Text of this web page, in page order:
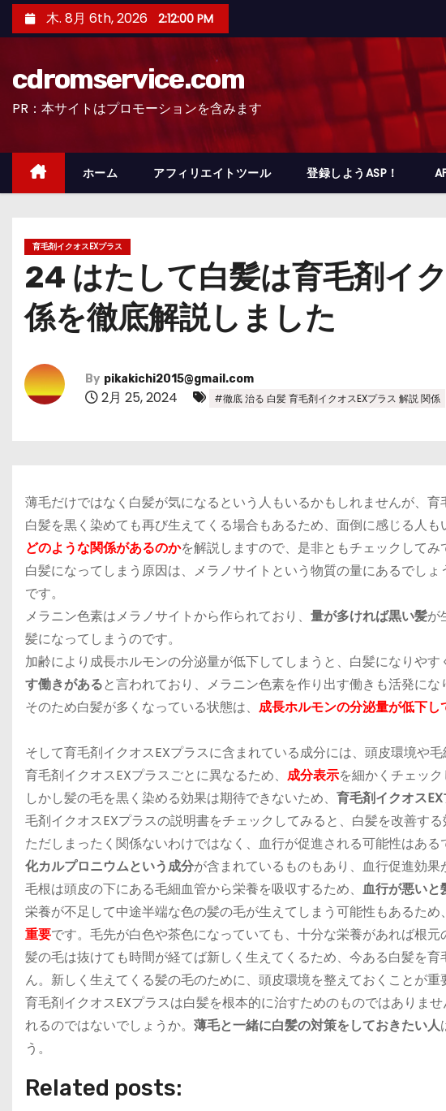
ン
ッ
木. 8月 6th, 2026 2:12:01 PM
cdromservice.com
PR：本サイトはプロモーションを含みます
ホーム アフィリエイトツール 登録しようASP！
育毛剤イクオスEXプラス
24 はたして白髪は育毛剤イ
係を徹底解説しました
By pikakichi2015@gmail.com
2月 25, 2024 #徹底 治る 白髪 育毛剤イクオスEXプラス 解説 関係
薄毛だけではなく 白髪が気になる という人もいるかもしれませんが、育
白髪を黒く染めても再び生えてくる場合もあるため、面倒に感じる人も
どのような関係があるのかを解説しますので、是非ともチェックしてみ
白髪になってしまう原因は、メラノサイトという物質の量にあるでし
です。
メラニン色素はメラノサイトから作られており、 量が多ければ黒い髪が
髪になってしまうのです。
加齢により成長ホルモンの分泌量が低下してしまうと、白髪になりやす
す働きがあると言われており、メラニン色素を作り出す働きも活発にな
そのため白髪が多くなっている状態は、 成長ホルモンの分泌量が低下し
そして育毛剤イクオスEXプラスに含まれている成分には、頭皮環境や
育毛剤イクオスEXプラスごとに異なるため、 成分表示を細かくチェック
しかし髪の毛を黒く染める効果は期待できないため、 育毛剤イクオス
毛剤イクオスEXプラスの説明書をチェックしてみると、白髪を改善す
ただしまったく関係ないわけではなく、血行が促進される可能性はあ
化カルプロニウムという成分が含まれているものもあり、血行促進効果
毛根は頭皮の下にある毛細血管から栄養を吸収するため、 血行が悪いと
栄養が不足して中途半端な色の髪の毛が生えてしまう可能性もあるため、
重要です。毛先が白色や茶色になっていても、十分な栄養があれば根元
髪の毛は抜けても時間が経てば新しく生えてくるため、今ある白髪を
ん。 新しく生えてくる髪の毛のために、頭皮環境を整えておくことが重
育毛剤イクオスEXプラスは白髪を根本的に治すためのものではありま
れるのではないでしょうか。 薄毛と一緒に白髪の対策をしておきたい人
う。
Related posts: